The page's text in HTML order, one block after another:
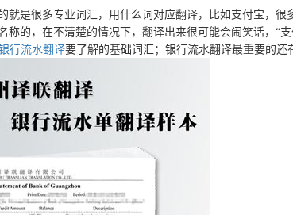
就是很多专业词汇，用什么词对应翻译，比如支付宝，
称的，在不清楚的情况下，翻译出来很可能会闹笑话，“支
行流水翻译要了解的基础词汇；银行流水翻译最重要的还